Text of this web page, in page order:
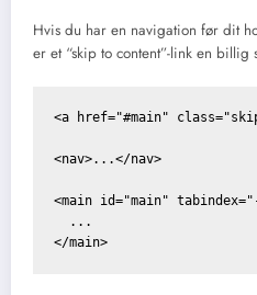
Hvis du har en navigation før dit
er et “skip to content”-link en billig
<a href="#main"
<nav>...</nav>
<main id="main"
  ...